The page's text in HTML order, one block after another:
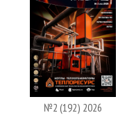
№2 (192) 2026